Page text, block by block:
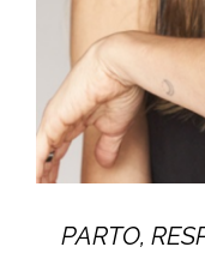
PARTO,